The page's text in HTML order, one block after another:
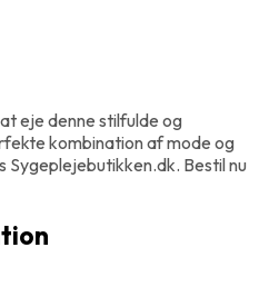
eje denne stilfulde og
kombination af mode og
Bestil nu